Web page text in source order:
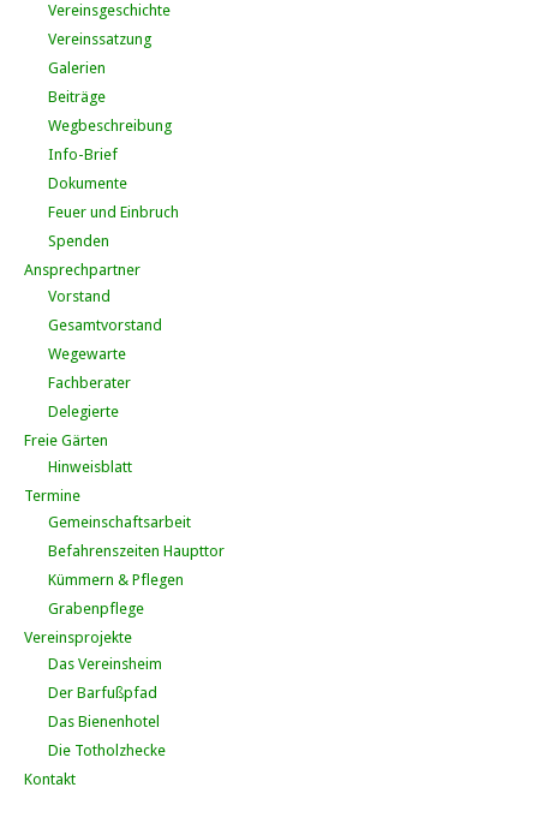
Vereinsgeschichte
Vereinssatzung
Galerien
Beiträge
Wegbeschreibung
Info-Brief
Dokumente
Feuer und Einbruch
Spenden
Ansprechpartner
Vorstand
Gesamtvorstand
Wegewarte
Fachberater
Delegierte
Freie Gärten
Hinweisblatt
Termine
Gemeinschaftsarbeit
Befahrenszeiten Haupttor
Kümmern & Pflegen
Grabenpflege
Vereinsprojekte
Das Vereinsheim
Der Barfußpfad
Das Bienenhotel
Die Totholzhecke
Kontakt